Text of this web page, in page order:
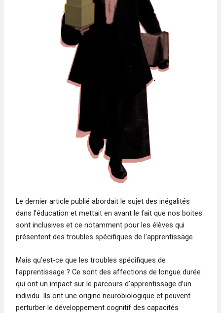
Le dernier article publié abordait le sujet des inégalités
dans l’éducation et mettait en avant le fait que nos boites
sont inclusives et ce notamment pour les élèves qui
présentent des troubles spécifiques de l’apprentissage.
Mais qu’est-ce que les troubles spécifiques de
l’apprentissage ? Ce sont des affections de longue durée
qui ont un impact sur le parcours d’apprentissage d’un
individu. Ils ont une origine neurobiologique et peuvent
perturber le développement cognitif des capacités